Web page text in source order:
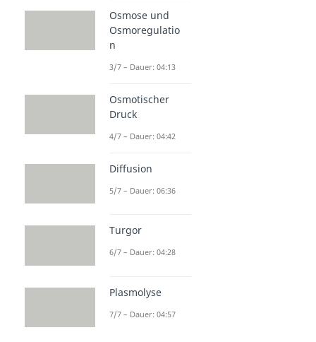
Osmose und
Osmoregulatio
n
3/7 – Dauer: 04:13
Osmotischer
Druck
4/7 – Dauer: 04:42
Diffusion
5/7 – Dauer: 06:36
Turgor
6/7 – Dauer: 04:28
Plasmolyse
7/7 – Dauer: 04:57